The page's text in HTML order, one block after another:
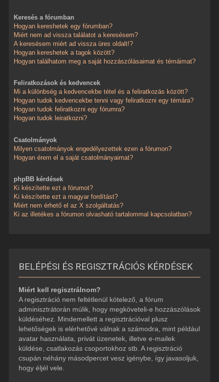
Keresés a fórumban
Hogyan kereshetek egy fórumban?
Miért nem ad vissza találatot a keresésem?
A keresésem miért ad vissza üres oldalt!?
Hogyan kereshetek a tagok között?
Hogyan találhatom meg a saját hozzászólásaimat és témáimat?
Feliratkozások és kedvencek
Mi a különbség a kedvencekbe tétel és a feliratkozás között?
Hogyan tudok kedvencekbe tenni vagy feliratkozni egy témára?
Hogyan tudok feliratkozni egy fórumra?
Hogyan tudok leiratkozni?
Csatolmányok
Milyen csatolmányok engedélyezettek ezen a fórumon?
Hogyan érem el a saját csatolmányaimat?
phpBB kérdések
Ki készítette ezt a fórumot?
Ki készítette ezt a magyar fordítást?
Miért nem érhető el az X szolgáltatás?
Ki az illetékes a fórumon olvasható tartalommal kapcsolatban?
BELÉPÉSI ÉS REGISZTRÁCIÓS KÉRDÉSEK
Miért kell regisztrálnom?
A regisztráció nem feltétlenül kötelező, a fórum
adminisztrátorán múlik, hogy megköveteli-e hozzászólások
küldéséhez. Mindemellett a regisztrációval plusz
lehetőségek is elérhetővé válnak a számodra, mint például
avatar használata, privát üzenetek, illetve e-mailek
küldése, csatlakozás csoportokhoz stb. A regisztráció
csupán néhány másodpercet vesz igénybe, így javasoljuk,
hogy éljél vele.